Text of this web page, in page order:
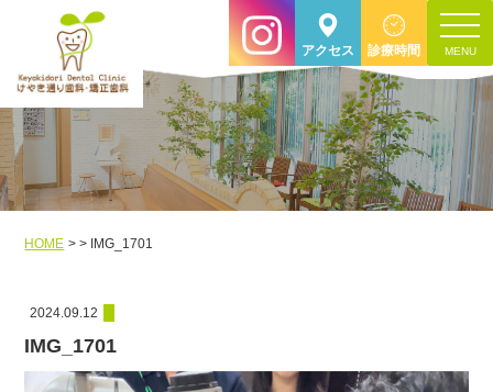
アクセス 診療時間
toggle
HOME IMG_1701
2024.09.12
IMG_1701